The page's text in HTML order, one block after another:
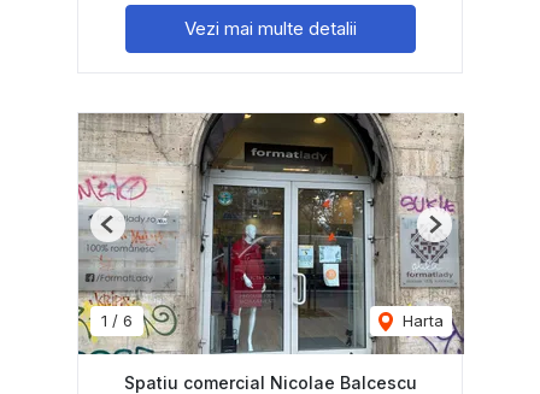
Vezi mai multe detalii
1 / 6 Harta
Previous Next
Spatiu comercial Nicolae Balcescu